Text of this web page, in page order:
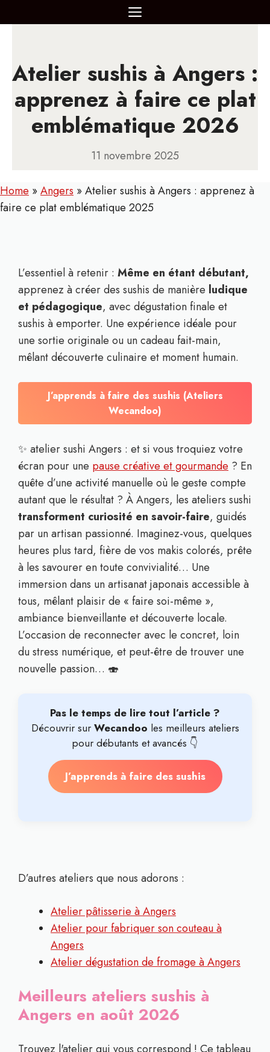
au
MENU
Atelier sushis à Angers :
apprenez à faire ce plat
emblématique 2026
11 novembre 2025
Home »Angers »Atelier sushis à Angers : apprenez à
faire ce plat emblématique 2025
L’essentiel à retenir : Même en étant débutant,
apprenez à créer des sushis de manière ludique
et pédagogique, avec dégustation finale et
sushis à emporter. Une expérience idéale pour
une sortie originale ou un cadeau fait-main,
mêlant découverte culinaire et moment humain.
J’apprends à faire des sushis (Ateliers
Wecandoo)
✨ atelier sushi Angers : et si vous troquiez votre
écran pour une pause créative et gourmande ? En
quête d’une activité manuelle où le geste compte
autant que le résultat ? À Angers, les ateliers sushi
transforment curiosité en savoir-faire, guidés
par un artisan passionné. Imaginez-vous, quelques
heures plus tard, fière de vos makis colorés, prête
à les savourer en toute convivialité… Une
immersion dans un artisanat japonais accessible à
tous, mêlant plaisir de « faire soi-même »,
ambiance bienveillante et découverte locale.
L’occasion de reconnecter avec le concret, loin
du stress numérique, et peut-être de trouver une
nouvelle passion… 🍣
Pas le temps de lire tout l’article ?
Découvrir sur Wecandoo les meilleurs ateliers
pour débutants et avancés 👇
J’apprends à faire des sushis
D’autres ateliers que nous adorons :
Atelier pâtisserie à Angers
Atelier pour fabriquer son couteau à
Angers
Atelier dégustation de fromage à Angers
Meilleurs ateliers sushis à
Angers en août 2026